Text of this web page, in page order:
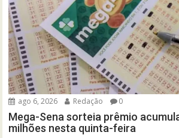
ago 6, 2026 Redação 0
Mega-Sena sorteia prêmio
milhões nesta quinta-feira